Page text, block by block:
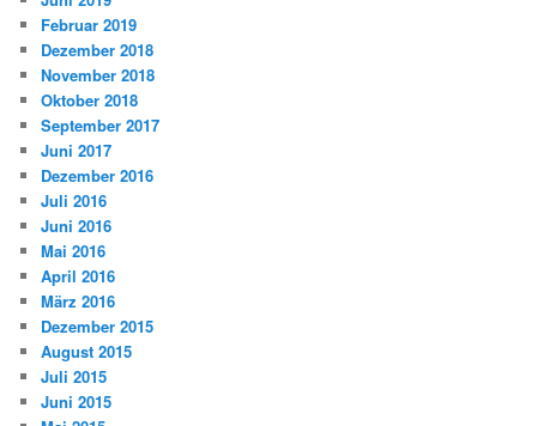
Februar 2019
Dezember 2018
November 2018
Oktober 2018
September 2017
Juni 2017
Dezember 2016
Juli 2016
Juni 2016
Mai 2016
April 2016
März 2016
Dezember 2015
August 2015
Juli 2015
Juni 2015